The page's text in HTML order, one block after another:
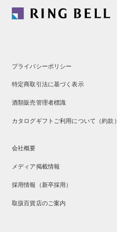
プライバシーポリシー
特定商取引法に基づく表示
酒類販売管理者標識
カタログギフトご利用について（約款）
会社概要
メディア掲載情報
採用情報（新卒採用）
取扱百貨店のご案内